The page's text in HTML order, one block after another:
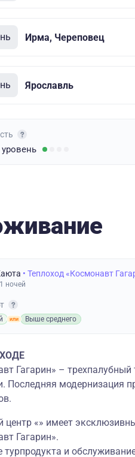
Ирма, Череповец
Ярославль
уровень
• Теплоход «Космонавт
ночей
Выше среднего
Гагарин» –
Последняя модернизация
центр «» имеет
Гагарин».
турпродукта и